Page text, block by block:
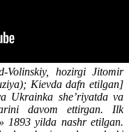
Volinskiy, hozirgi Jitomir
Kievda dafn etilgan]
Ukrainka she’riyatda va
davom ettirgan. Ilk
1893 yilda nashr etilgan.